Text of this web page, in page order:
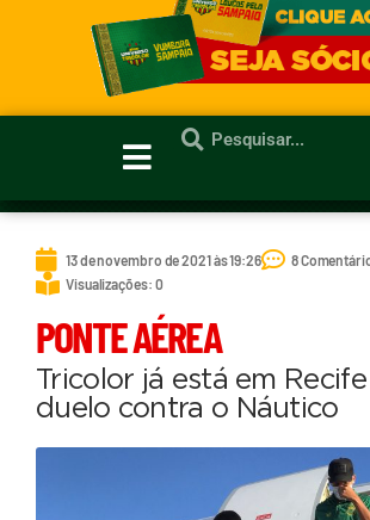
13 de novembro de 2021 às 19:26
8
Visualizações: 0
PONTE AÉREA
Tricolor já está em
duelo contra o Náutico